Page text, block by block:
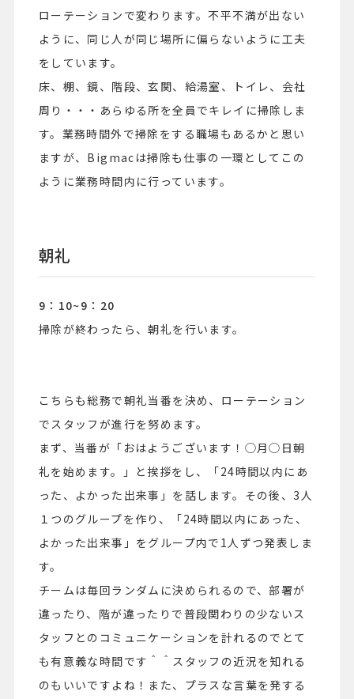
ローテーションで変わります。不平不満が出ない
ように、同じ人が同じ場所に偏らないように工夫
をしています。
床、棚、鏡、階段、玄関、給湯室、トイレ、会社
周り・・・あらゆる所を全員でキレイに掃除しま
す。業務時間外で掃除をする職場もあるかと思い
ますが、Bigmacは掃除も仕事の一環としてこの
ように業務時間内に行っています。
朝礼
9：10~9：20
掃除が終わったら、朝礼を行います。
こちらも総務で朝礼当番を決め、ローテーション
でスタッフが進行を努めます。
まず、当番が「おはようございます！◯月◯日朝
礼を始めます。」と挨拶をし、「24時間以内にあ
った、よかった出来事」を話します。その後、3人
１つのグループを作り、「24時間以内にあった、
よかった出来事」をグループ内で1人ずつ発表しま
す。
チームは毎回ランダムに決められるので、部署が
違ったり、階が違ったりで普段関わりの少ないス
タッフとのコミュニケーションを計れるのでとて
も有意義な時間です＾＾スタッフの近況を知れる
のもいいですよね！また、プラスな言葉を発する